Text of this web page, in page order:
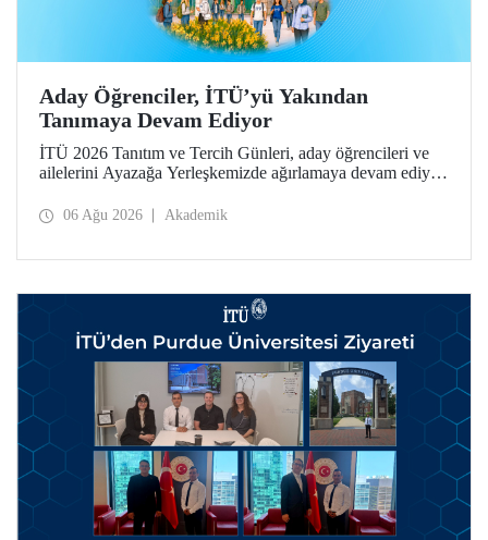
Aday Öğrenciler, İTÜ’yü Yakından
Tanımaya Devam Ediyor
İTÜ 2026 Tanıtım ve Tercih Günleri, aday öğrencileri ve
ailelerini Ayazağa Yerleşkemizde ağırlamaya devam ediyor.
ilgili fakülte ve birimler adaylara bilgi vermeye devam
06 Ağu 2026 Akademik